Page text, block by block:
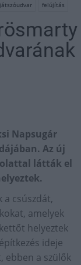
játszóudvar felújítás
Napsugár
Az új
látták el
csúszdát,
amelyek
helyeztek
ideje
ebben a szülők